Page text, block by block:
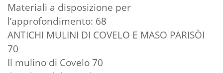
Materiali a disposizione per
l’approfondimento: 68
ANTICHI MULINI DI COVELO E MASO PARISÒI
70
Il mulino di Covelo 70